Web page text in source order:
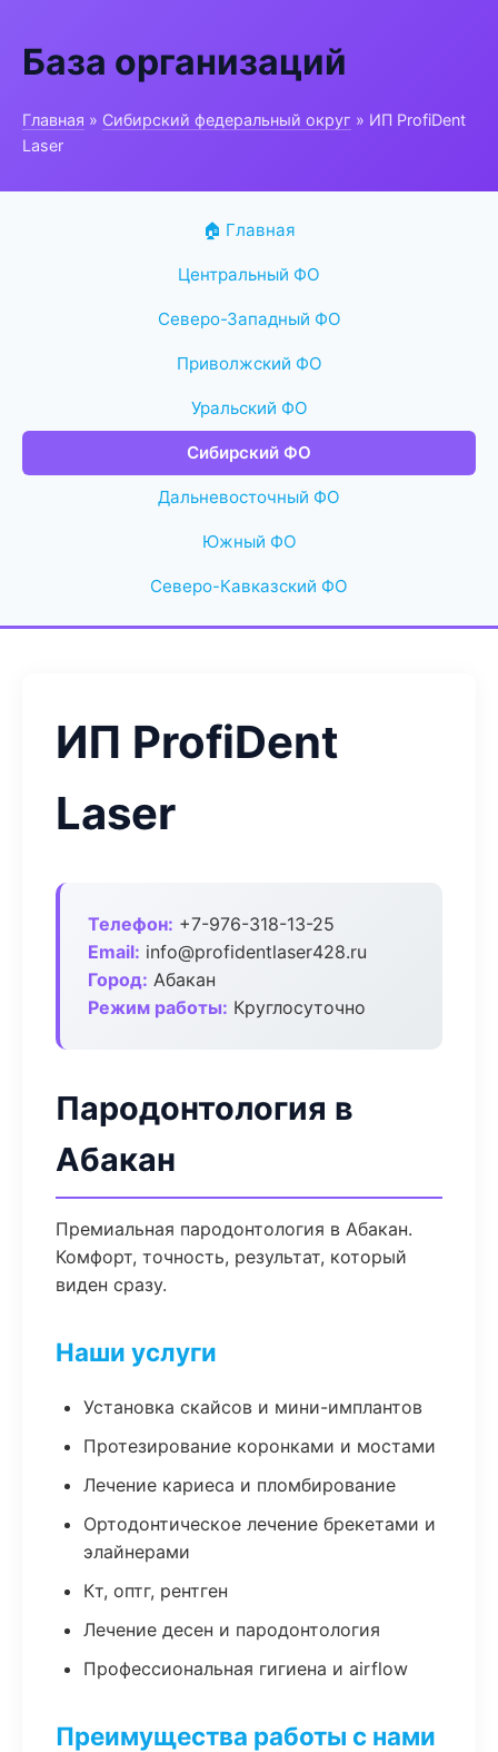
База организаций
Главная » Сибирский федеральный округ » ИП ProfiDent
Laser
🏠 Главная
Центральный ФО
Северо-Западный ФО
Приволжский ФО
Уральский ФО
Сибирский ФО
Дальневосточный ФО
Южный ФО
Северо-Кавказский ФО
ИП ProfiDent
Laser
Телефон: +7-976-318-13-25
Email: info@profidentlaser428.ru
Город: Абакан
Режим работы: Круглосуточно
Пародонтология в
Абакан
Премиальная пародонтология в Абакан.
Комфорт, точность, результат, который
виден сразу.
Наши услуги
Установка скайсов и мини-имплантов
Протезирование коронками и мостами
Лечение кариеса и пломбирование
Ортодонтическое лечение брекетами и
элайнерами
Кт, оптг, рентген
Лечение десен и пародонтология
Профессиональная гигиена и airflow
Преимущества работы с нами